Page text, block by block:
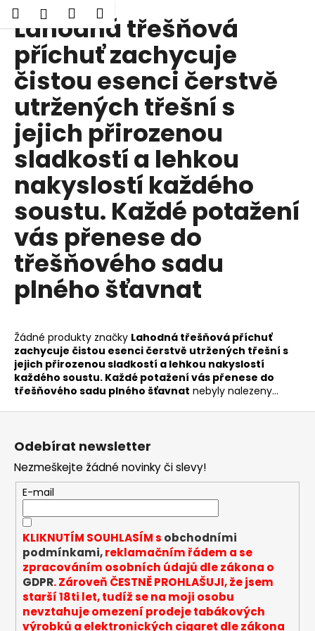
Přejít
obsah
HledatPřihlášení
Nákupní
košík
Menu
Lahodná třešňová
příchuť zachycuje
čistou esenci čerstvě
utržených třešní s
jejich přirozenou
sladkostí a lehkou
nakyslostí každého
soustu. Každé potažení
vás přenese do
třešňového sadu
plného šťavnat
Žádné produkty značky Lahodná třešňová příchuť
zachycuje čistou esenci čerstvě utržených třešní s
jejich přirozenou sladkostí a lehkou nakyslostí
každého soustu. Každé potažení vás přenese do
třešňového sadu plného šťavnat nebyly nalezeny...
o Zpět
Zpět
C
o
p
o
t
ř
e
b
u
j
e
t
e
a
j
í
t
?
HLEDAT
D
p
Z
Odebírat newsletter
Nezmeškejte žádné novinky či slevy!
E-mail
KLIKNUTÍM SOUHLASÍM s obchodními
podmínkami,reklamačním řádem a se
zpracováním osobních údajů dle zákona o
GDPR. Zároveň ČESTNĚ PROHLAŠUJI, že jsem
starší 18ti let, tudíž se na moji osobu
nevztahuje omezení prodeje tabákových
výrobků a elektronických cigaret dle zákona